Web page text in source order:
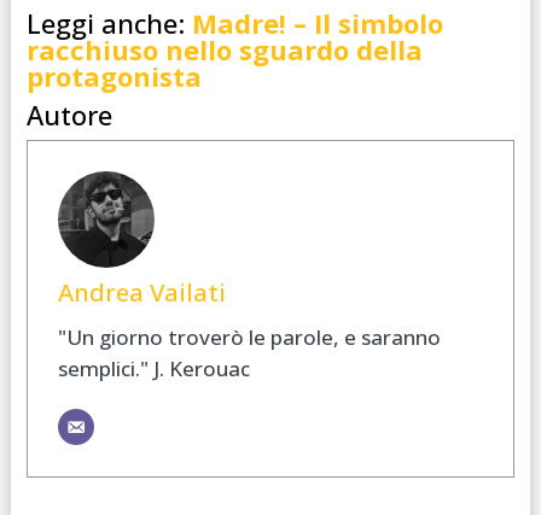
Leggi anche: Madre! – Il simbolo
racchiuso nello sguardo della
protagonista
Autore
Andrea Vailati
"Un giorno troverò le parole, e saranno
semplici." J. Kerouac